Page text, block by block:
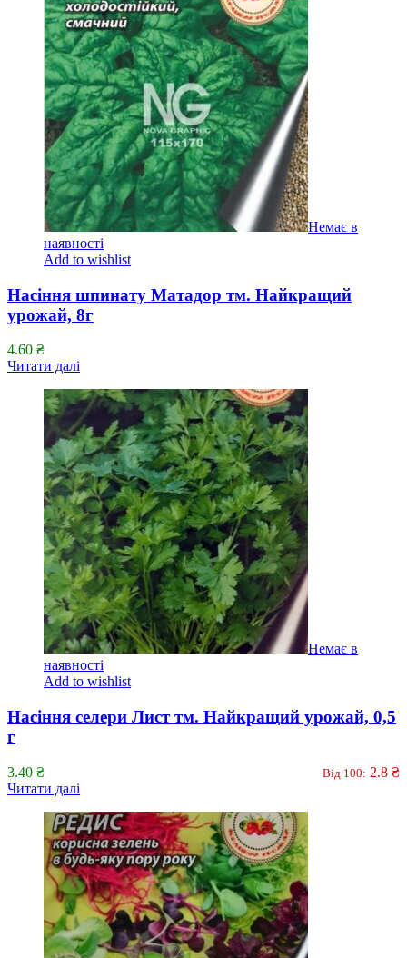
Немає в
наявності
Add to wishlist
Насіння шпинату Матадор тм. Найкращий
урожай, 8г
4.60 ₴
Читати далі
Немає в
наявності
Add to wishlist
Насіння селери Лист тм. Найкращий урожай, 0,5
г
3.40 ₴ Від 100: 2.8 ₴
Читати далі